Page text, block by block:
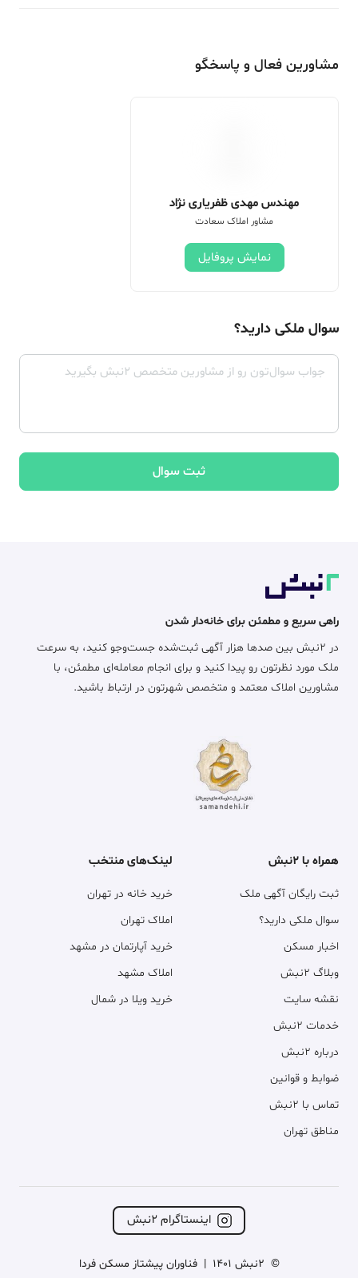
مشاورین فعال و پاسخگو
مهندس مهدی ظفریاری نژاد
مشاور املاک سعادت
نمایش پروفایل
سوال ملکی دارید؟
ثبت سوال
راهی سریع و مطمئن برای خانه‌دار شدن
در ۲نبش بین صدها هزار آگهی ثبت‌شده جست‌وجو کنید، به سرعت
ملک مورد نظرتون رو پیدا کنید و برای انجام معامله‌ای مطمئن، با
مشاورین املاک معتمد و متخصص شهرتون در ارتباط باشید.
همراه با ۲نبش
ثبت رایگان آگهی ملک
سوال ملکی دارید؟
اخبار مسکن
وبلاگ ۲نبش
نقشه سایت
خدمات ۲نبش
درباره ۲نبش
ضوابط و قوانین
تماس با ۲نبش
مناطق تهران
لینک‌های منتخب
خرید خانه در تهران
املاک تهران
خرید آپارتمان در مشهد
املاک مشهد
خرید ویلا در شمال
اینستاگرام ۲نبش
© 2نبش 1401 | فناوران پیشتاز مسکن فردا